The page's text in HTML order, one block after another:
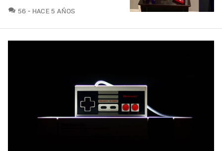
56 COMENTARIOS
HACE 5 AÑOS